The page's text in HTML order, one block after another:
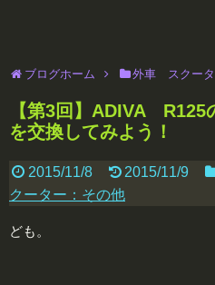
ブログホーム 外車 スクー
【第3回】ADIVA R125
を交換してみよう！
2015/11/8 2015/11/9
クーター：その他
ども。